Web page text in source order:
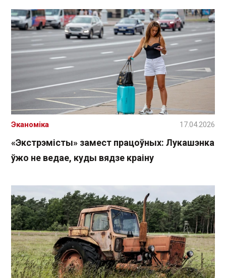
«Экстрэмісты» замест працоўных: Лукашэнка
ўжо не ведае, куды вядзе краіну
Эканоміка 17.04.2026